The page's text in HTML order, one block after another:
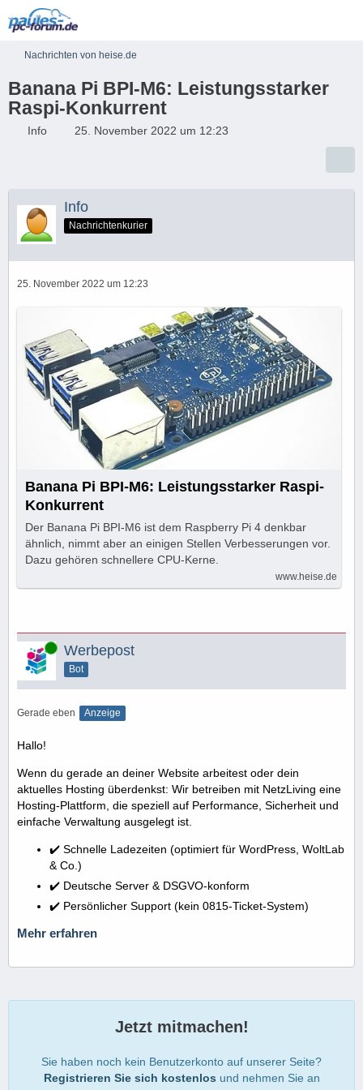
Nachrichten von heise.de
Banana Pi BPI-M6: Leistungsstarker
Raspi-Konkurrent
Info 25. November 2022 um 12:23
Info
Nachrichtenkurier
25. November 2022 um 12:23
Banana Pi BPI-M6: Leistungsstarker Raspi-
Konkurrent
Der Banana Pi BPI-M6 ist dem Raspberry Pi 4 denkbar
ähnlich, nimmt aber an einigen Stellen Verbesserungen vor.
Dazu gehören schnellere CPU-Kerne.
www.heise.de
Online Werbepost
Bot
Gerade eben Anzeige
Hallo!
Wenn du gerade an deiner Website arbeitest oder dein
aktuelles Hosting überdenkst: Wir betreiben mit NetzLiving eine
Hosting-Plattform, die speziell auf Performance, Sicherheit und
einfache Verwaltung ausgelegt ist.
✔️ Schnelle Ladezeiten (optimiert für WordPress, WoltLab
& Co.)
✔️ Deutsche Server & DSGVO-konform
✔️ Persönlicher Support (kein 0815-Ticket-System)
Mehr erfahren
Jetzt mitmachen!
Sie haben noch kein Benutzerkonto auf unserer Seite?
Registrieren Sie sich kostenlos und nehmen Sie an